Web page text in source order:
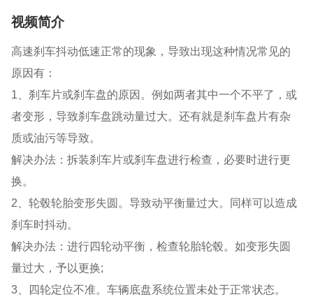
视频简介
高速刹车抖动低速正常的现象，导致出现这种情况常见的
原因有：
1、刹车片或刹车盘的原因。例如两者其中一个不平了，或
者变形，导致刹车盘跳动量过大。还有就是刹车盘片有杂
质或油污等导致。
解决办法：拆装刹车片或刹车盘进行检查，必要时进行更
换。
2、轮毂轮胎变形失圆。导致动平衡量过大。同样可以造成
刹车时抖动。
解决办法：进行四轮动平衡，检查轮胎轮毂。如变形失圆
量过大，予以更换;
3、四轮定位不准。车辆底盘系统位置未处于正常状态。